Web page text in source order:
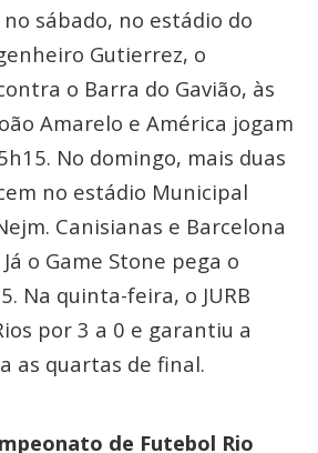
sábado, no estádio do
Gutierrez, o
o Barra do Gavião, às
Amarelo e América jogam
No domingo, mais duas
no estádio Municipal
Canisianas e Barcelona
o Game Stone pega o
Na quinta-feira, o JURB
por 3 a 0 e garantiu a
as quartas de final.
de Futebol Rio